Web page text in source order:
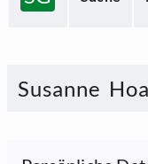
Susanne